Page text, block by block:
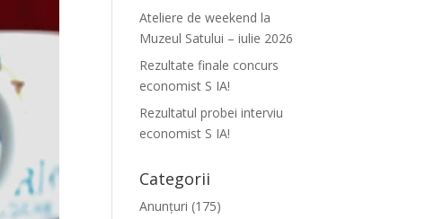
Ateliere de weekend la
Muzeul Satului – iulie 2026
Rezultate finale concurs
economist S IA!
Rezultatul probei interviu
economist S IA!
Categorii
Anunțuri (175)